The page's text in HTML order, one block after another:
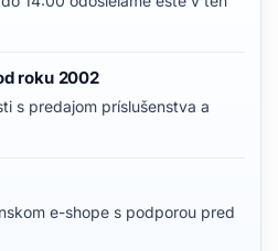
roku 2002
s predajom príslušenstva a
e-shope s podporou pred